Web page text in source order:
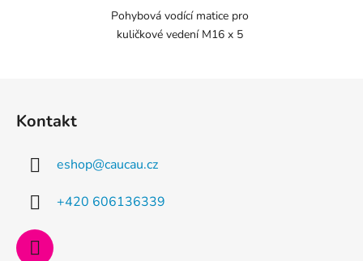
Pohybová vodící matice pro
kuličkové vedení M16 x 5
Kontakt
eshop@caucau.cz
+420 606136339